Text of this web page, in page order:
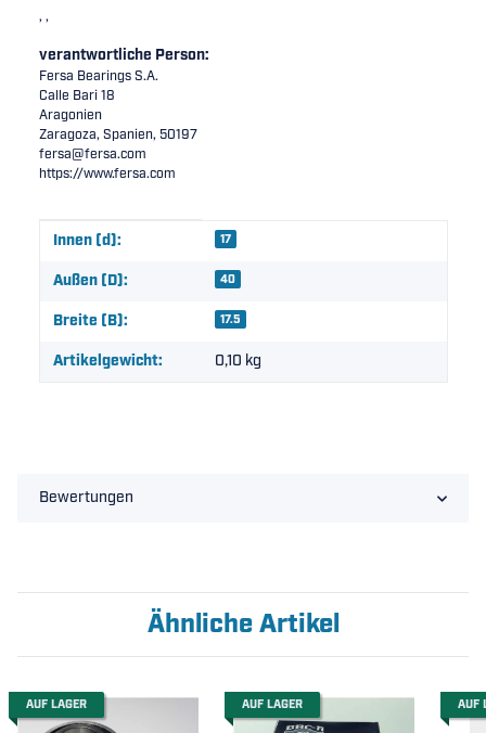
, ,
verantwortliche Person:
Fersa Bearings S.A.
Calle Bari 18
Aragonien
Zaragoza, Spanien, 50197
fersa@fersa.com
https://www.fersa.com
Produkteigenschaft
Wert
Innen (d): 17
Außen (D): 40
Breite (B): 17.5
Artikelgewicht: 0,10 kg
Bewertungen
Ähnliche Artikel
AUF LAGER AUF LAGER AUF